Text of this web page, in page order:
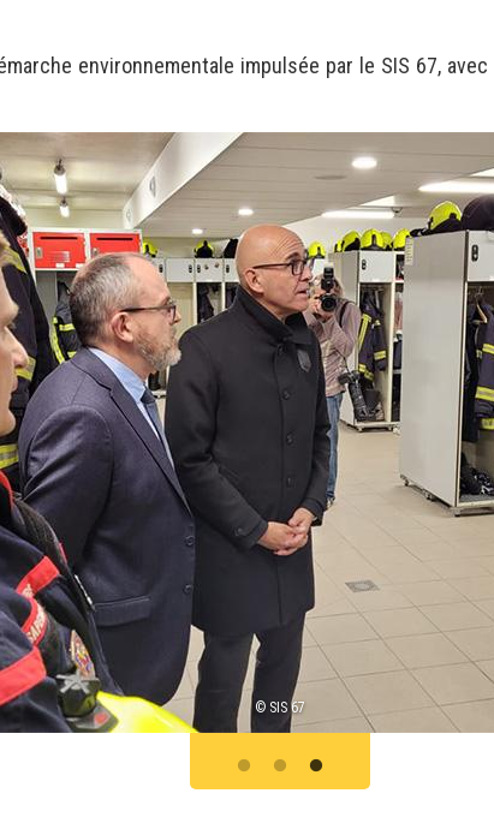
environnementale impulsée par le SIS 67,
© SIS 67